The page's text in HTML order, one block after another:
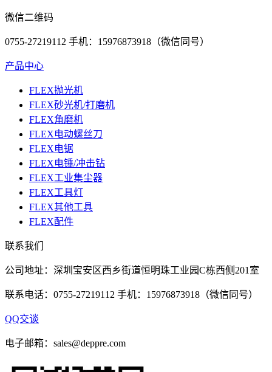
微信二维码
0755-27219112 手机：15976873918（微信同号）
产品中心
FLEX抛光机
FLEX砂光机/打磨机
FLEX角磨机
FLEX电动螺丝刀
FLEX电锯
FLEX电锤/冲击钻
FLEX工业集尘器
FLEX工具灯
FLEX其他工具
FLEX配件
联系我们
公司地址：深圳宝安区西乡街道恒明珠工业园C栋西侧201室
联系电话：0755-27219112 手机：15976873918（微信同号）
QQ交谈
电子邮箱：sales@deppre.com